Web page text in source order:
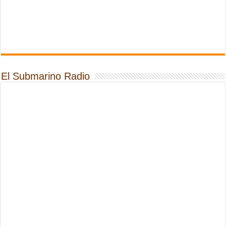
El Submarino Radio